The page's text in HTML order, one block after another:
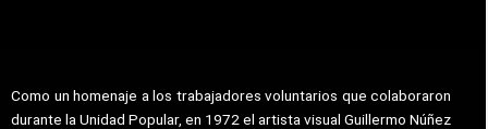
Como un homenaje a los trabajadores voluntarios que colaboraron
durante la Unidad Popular, en 1972 el artista visual Guillermo Núñez